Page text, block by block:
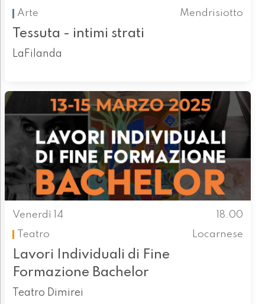
Arte
Mendrisiotto
Tessuta - intimi strati
LaFilanda
Venerdì 14
18.00
Teatro
Locarnese
Lavori Individuali di Fine
Formazione Bachelor
Teatro Dimirei